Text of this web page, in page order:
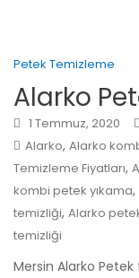
Petek Temizleme
Alarko
1 Temmuz, 2020
Alarko, Alarko
Temizleme Fiyatları,
kombi petek yıkama,
temizliği, Alarko
temizliği
Mersin Alarko Petek